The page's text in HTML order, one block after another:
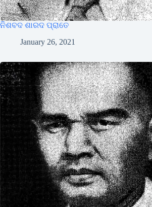
ନିଶବଦ ଶାରଦ ପ୍ରାତେ
January 26, 2021